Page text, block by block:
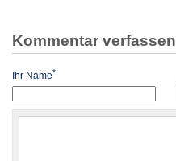
Kommentar verfassen
Ihr Name*